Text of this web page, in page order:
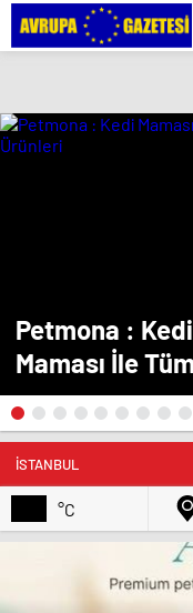
Petmona :
Maması İle
°C